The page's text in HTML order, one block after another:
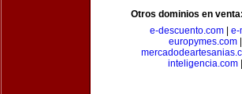
Otros dominios en venta:
e-descuento.com| e-
europymes.com|
inteligencia.com|